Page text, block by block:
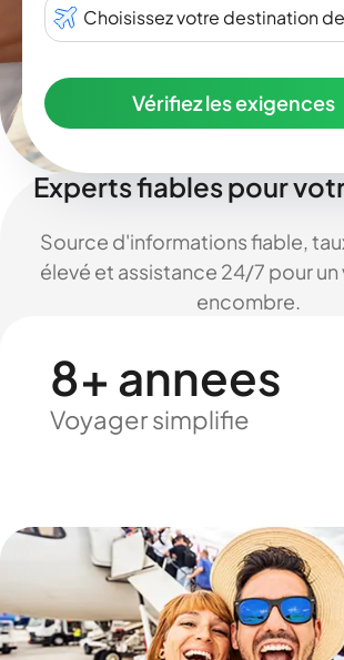
Choisissez votre destination
Vérifiez les exigences
Experts fiables pour
Source d'informations fiable,
élevé et assistance 24/7 pour un
encombre.
8+ annees
Voyager simplifie